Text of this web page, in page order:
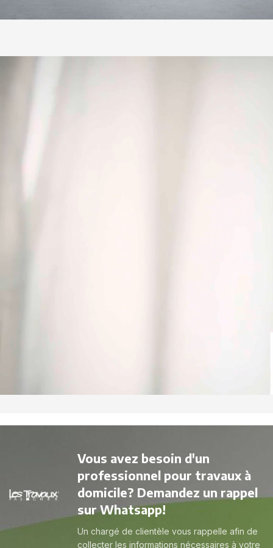
Vous avez besoin d'un
professionnel pour travaux à
domicile? Demandez un rappel
sur Whatsapp!
Un chargé de clientèle vous rappelle afin de
collecter les informations nécessaires à votre